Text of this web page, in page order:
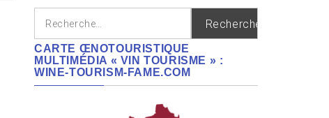
CARTE ŒNOTOURISTIQUE
MULTIMÉDIA « VIN TOURISME » :
WINE-TOURISM-FAME.COM